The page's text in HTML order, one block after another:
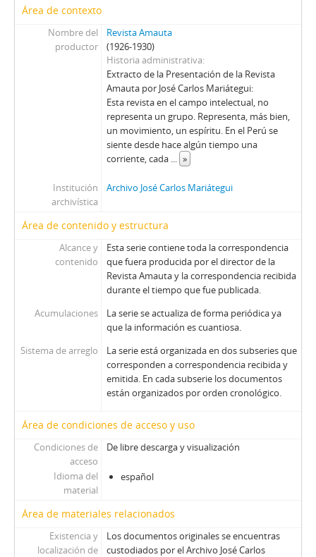
Área de contexto
Nombre del
productor
Revista Amauta
(1926-1930)
Historia administrativa
Extracto de la Presentación de la Revista
Amauta por José Carlos Mariátegui:
Esta revista en el campo intelectual, no
representa un grupo. Representa, más bien,
un movimiento, un espíritu. En el Perú se
siente desde hace algún tiempo una
corriente, cada ... »
Institución
archivística
Archivo José Carlos Mariátegui
Área de contenido y estructura
Alcance y
contenido
Esta serie contiene toda la correspondencia
que fuera producida por el director de la
Revista Amauta y la correspondencia recibida
durante el tiempo que fue publicada.
Acumulaciones
La serie se actualiza de forma periódica ya
que la información es cuantiosa.
Sistema de arreglo
La serie está organizada en dos subseries que
corresponden a correspondencia recibida y
emitida. En cada subserie los documentos
están organizados por orden cronológico.
Área de condiciones de acceso y uso
Condiciones de
acceso
De libre descarga y visualización
Idioma del
material
español
Área de materiales relacionados
Existencia y
localización de
Los documentos originales se encuentras
custodiados por el Archivo José Carlos